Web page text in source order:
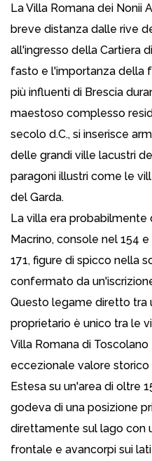
La Villa Romana dei Nonii
breve distanza dalle rive
all'ingresso della Cartiera
fasto e l'importanza della
più influenti di Brescia
maestoso complesso
secolo d.C., si inserisce
delle grandi ville lacustri
paragoni illustri come le
del Garda.
La villa era probabilmente
Macrino, console nel 154
171, figure di spicco nella
confermato da
Questo legame diretto tra
proprietario è unico tra le
Villa Romana di
eccezionale valore
Estesa su un'area di oltre
godeva di una posizione
direttamente sul lago con
frontale e avancorpi sui